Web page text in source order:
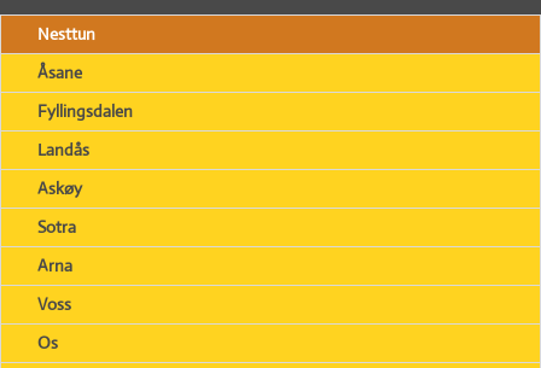
Nesttun
Åsane
Fyllingsdalen
Landås
Askøy
Sotra
Arna
Voss
Os